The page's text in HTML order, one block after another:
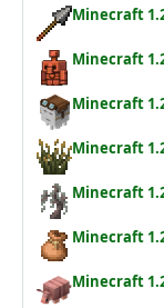
Minecraft
Minecraft
Minecraft
Minecraft
Minecraft
Minecraft
Minecraft